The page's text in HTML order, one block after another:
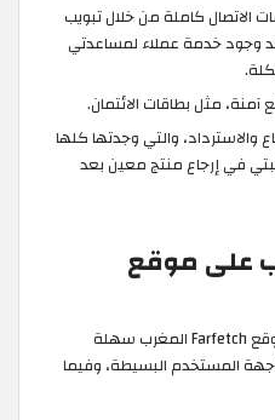
كاملة من خلال تبويب
وجود خدمة عملاء لمساعدتي
مثل بطاقات الائتمان.
والتي وجدتها كلها
في إرجاع منتج معين بعد
على موقع
كانت خطوات إنشاء حساب في موقع Farfetch المغرب سهلة
المستخدم البسيطة، وفيما